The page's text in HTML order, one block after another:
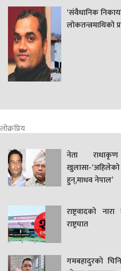
‘संवैधानिक
लोकतन्त्रमाथिको
लोक्रप्रिय
नेता
खुलासा-
हुन्,माधव नेपाल’
राष्ट्रवादको
राष्ट्रघात
गमबहादुरकाे